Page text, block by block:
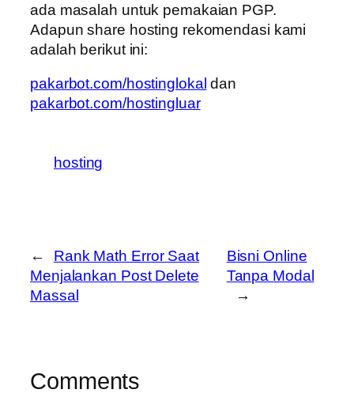
ada masalah untuk pemakaian PGP.
Adapun share hosting rekomendasi kami
adalah berikut ini:
pakarbot.com/hostinglokal dan
pakarbot.com/hostingluar
hosting
←
Rank Math Error Saat
Menjalankan Post Delete
Massal
Bisni Online
Tanpa Modal
→
Comments